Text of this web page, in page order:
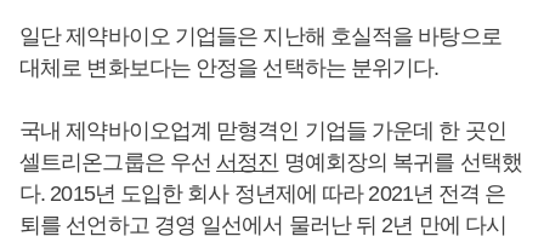
일단 제약바이오 기업들은 지난해 호실적을 바탕으로
대체로 변화보다는 안정을 선택하는 분위기다.
국내 제약바이오업계 맏형격인 기업들 가운데 한 곳인
셀트리온그룹은 우선 서정진 명예회장의 복귀를 선택했
다. 2015년 도입한 회사 정년제에 따라 2021년 전격 은
퇴를 선언하고 경영 일선에서 물러난 뒤 2년 만에 다시